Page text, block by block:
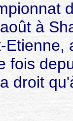
à
fois
droit